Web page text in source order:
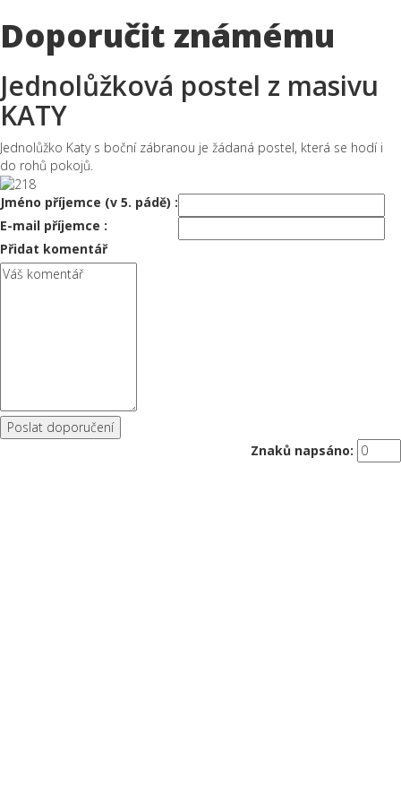
Doporučit známému
Jednolůžková postel z masivu
KATY
Jednolůžko Katy s boční zábranou je žádaná postel, která se hodí i
do rohů pokojů.
Jméno příjemce (v 5. pádě) :
E-mail příjemce :
Přidat komentář
Znaků napsáno: